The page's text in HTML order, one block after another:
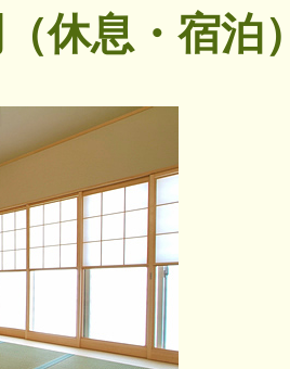
休息・宿泊）